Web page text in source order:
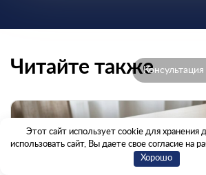
Читайте такжеОтзывы
Этот сайт использует cookie для
использовать сайт, Вы даете свое согласие на
Хорошо